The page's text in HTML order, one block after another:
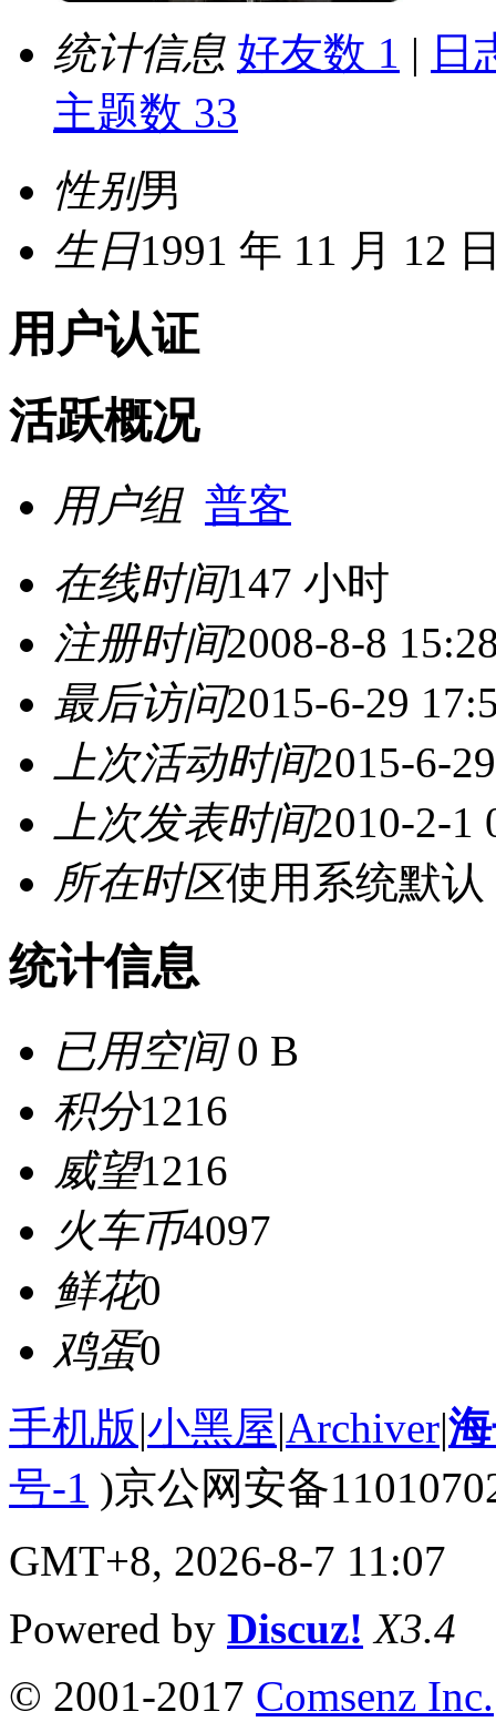
统计信息 好友数 1 | 日
主题数 33
性别男
生日1991 年 11 月 12
用户认证
活跃概况
用户组 普客
在线时间147 小时
注册时间2008-8-8
最后访问2015-6-29
上次活动时间2015-6-
上次发表时间2010-2-1
所在时区使用系统默认
统计信息
已用空间0 B
积分1216
威望1216
火车币4097
鲜花0
鸡蛋0
手机版|小黑屋|Archiver|
号-1 )京公网安备
GMT+8, 2026-8-7 11:07
Powered by Discuz! X3.4
© 2001-2017 Comsenz Inc.